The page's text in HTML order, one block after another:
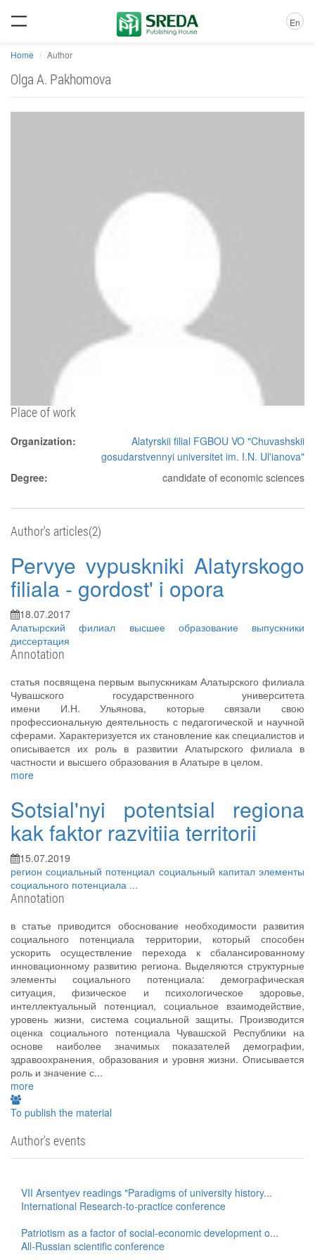
En
Home Author
Olga A. Pakhomova
Place of work
Organization:
Alatyrskii filial FGBOU VO "Chuvashskii
gosudarstvennyi universitet im. I.N. Ul'ianova"
Degree:
candidate of economic sciences
Author's articles(2)
Pervye vypuskniki Alatyrskogo
filiala - gordost' i opora
18.07.2017
Алатырский филиал высшее образование выпускники
диссертация
Annotation
статья посвящена первым выпускникам Алатырского филиала
Чувашского государственного университета
имени И.Н. Ульянова, которые связали свою
профессиональную деятельность с педагогической и научной
сферами. Характеризуется их становление как специалистов и
описывается их роль в развитии Алатырского филиала в
частности и высшего образования в Алатыре в целом.
more
Sotsial'nyi potentsial regiona
kak faktor razvitiia territorii
15.07.2019
регионсоциальный потенциал социальный капиталэлементы
социального потенциала ...
Annotation
в статье приводится обоснование необходимости развития
социального потенциала территории, который способен
ускорить осуществление перехода к сбалансированному
инновационному развитию региона. Выделяются структурные
элементы социального потенциала: демографическая
ситуация, физическое и психологическое здоровье,
интеллектуальный потенциал, социальное взаимодействие,
уровень жизни, система социальной защиты. Производится
оценка социального потенциала Чувашской Республики на
основе наиболее значимых показателей демографии,
здравоохранения, образования и уровня жизни. Описывается
роль и значение с...
more
To publish the material
Author's events
VII Arsentyev readings "Paradigms of university history...
International Research-to-practice conference
Patriotism as a factor of social-economic development o...
All-Russian scientific conference